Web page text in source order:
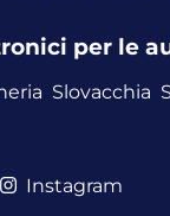
per le
Slovacchia
Instagram